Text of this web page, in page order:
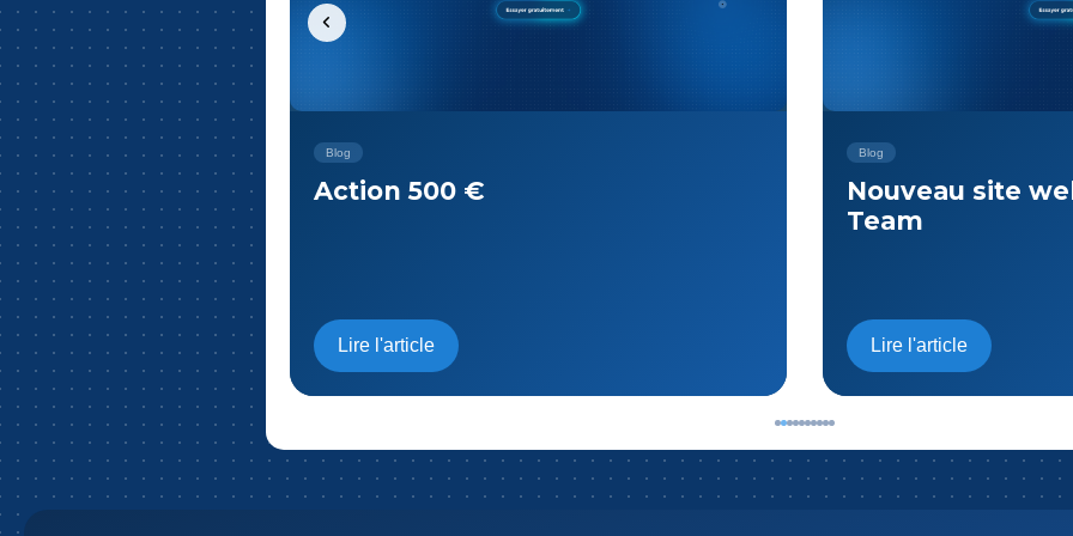
Blog
Nouveau site web pour Fiscal
Lire l'article
Blog
Pourquoi Fiscal
comme une
Lire l'article